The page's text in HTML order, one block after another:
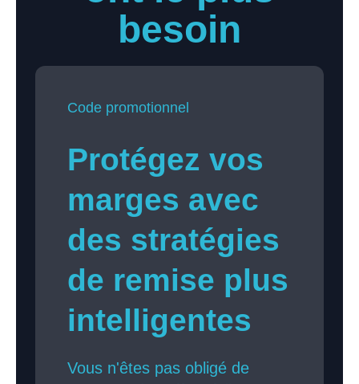
besoin
Code promotionnel
Protégez vos
marges avec
des stratégies
de remise plus
intelligentes
Vous n'êtes pas obligé de